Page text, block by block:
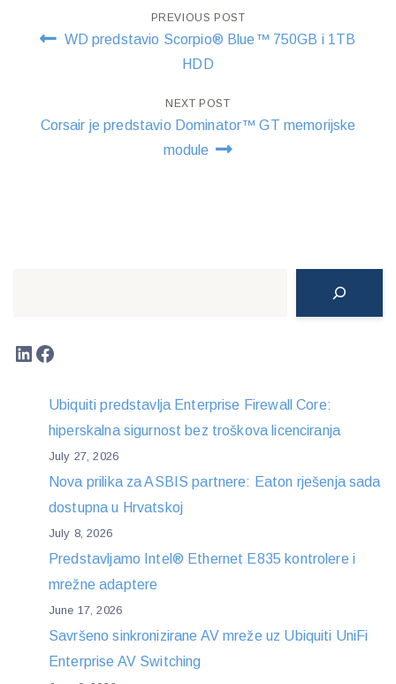
Post
PREVIOUS POST
WD predstavio Scorpio® Blue™ 750GB i 1TB
HDD
NEXT POST
Corsair je predstavio Dominator™ GT memorijske
module
LinkedIn
Facebook
Ubiquiti predstavlja Enterprise Firewall Core:
hiperskalna sigurnost bez troškova licenciranja
July 27, 2026
Nova prilika za ASBIS partnere: Eaton rješenja sada
dostupna u Hrvatskoj
July 8, 2026
Predstavljamo Intel® Ethernet E835 kontrolere i
mrežne adaptere
June 17, 2026
Savršeno sinkronizirane AV mreže uz Ubiquiti UniFi
Enterprise AV Switching